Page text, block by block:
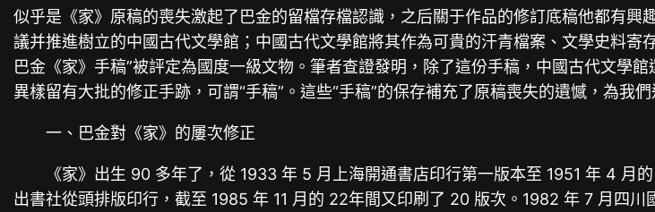
似乎是《家》原稿的喪失激起了巴金的留檔存檔認識，之后關于作品的修訂底稿他都有
議并推進樹立的中國古代文學館；中國古代文學館將其作為可貴的汗青檔案、文學史料
巴金《家》手稿”被評定為國度一級文物。筆者查證發明，除了這份手稿，中國古代文學
異樣留有大批的修正手跡，可謂“手稿”。這些“手稿”的保存補充了原稿喪失的遺憾，為我
一、巴金對《家》的屢次修正
《家》出生 90 多年了，從 1933 年 5 月上海開通書店印行第一版本至 1951 年 4
出書社從頭排版印行，截至 1985 年 11 月的 22年間又印刷了 20 版次。1982 年 7 月四